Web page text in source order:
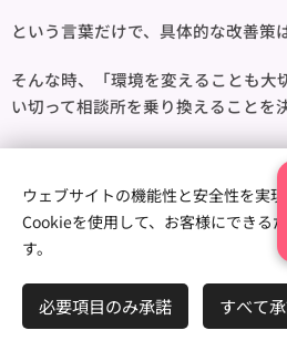
という言葉だけで、具体的な改善策
そんな時、「環境を変えることも大
い切って相談所を乗り換えることを
すると、
プロフィール写真を変更。
自己PR文を改善。
申し込み方法を変更。
ウェブサイトの機能性と安全性を実
Cookieを使用して、お客様にできる
す。
必要項目のみ承諾 すべて